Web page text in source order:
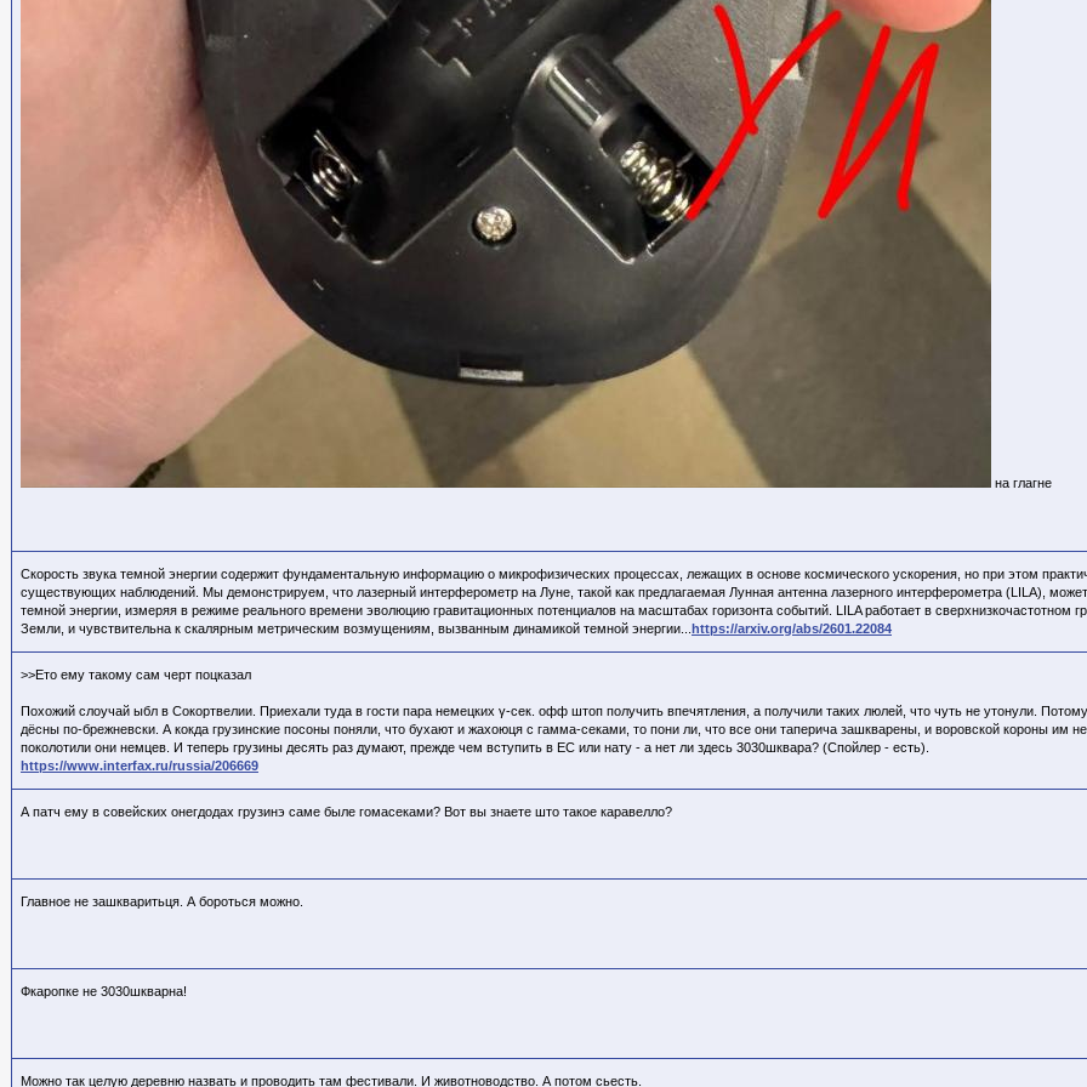
на глагне
Скорость звука темной энергии содержит фундаментальную информацию о микрофизических процессах, лежащих в основе космического ускорения, но при этом
существующих наблюдений. Мы демонстрируем, что лазерный интерферометр на Луне, такой как предлагаемая Лунная антенна лазерного интерферометра (LILA),
темной энергии, измеряя в режиме реального времени эволюцию гравитационных потенциалов на масштабах горизонта событий. LILA работает в сверхнизкочастотном
Земли, и чувствительна к скалярным метрическим возмущениям, вызванным динамикой темной энергии... https://arxiv.org/abs/2601.22084
>>Ето ему такому сам черт поцказал
Похожий слоучай ыбл в Сокортвелии. Приехали туда в гости пара немецких γ-сек. офф штоп получить впечятления, а получили таких люлей, что чуть не утонули.
дёсны по-брежневски. А кокда грузинские посоны поняли, что бухают и жахоюця с гамма-секами, то пони ли, что все они таперича зашкварены, и воровской короны им
поколотили они немцев. И теперь грузины десять раз думают, прежде чем вступить в ЕС или нату - а нет ли здесь 3030шквара? (Спойлер - есть).
https://www.interfax.ru/russia/206669
А патч ему в совейских онегдодах грузинэ саме быле гомасеками? Вот вы знаете што такое каравелло?
Главное не зашкваритьця. А бороться можно.
Фкаропке не 3030шкварна!
Можно так целую деревню назвать и проводить там фестивали. И животноводство. А потом сьесть.